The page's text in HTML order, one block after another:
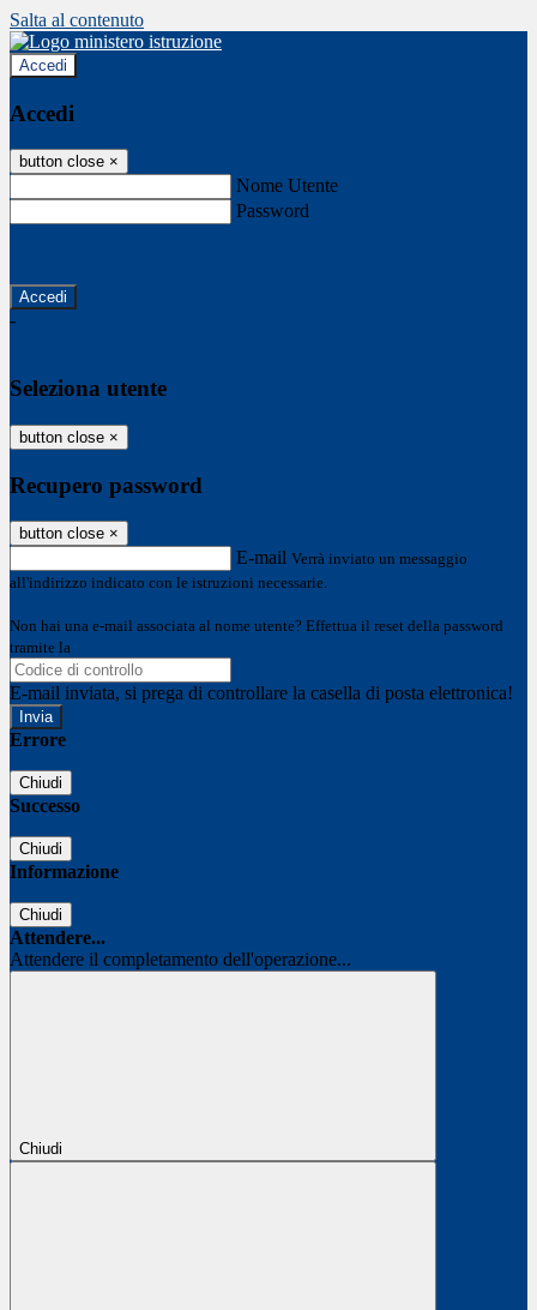
Salta al contenuto
Accedi
Accedi
button close ×
Nome Utente
Password
-
Seleziona utente
button close ×
Recupero password
button close ×
E-mail Verrà inviato un messaggio
all'indirizzo indicato con le istruzioni necessarie.
Non hai una e-mail associata al nome utente? Effettua il reset della password
tramite la
E-mail inviata, si prega di controllare la casella di posta elettronica!
Errore
Chiudi
Successo
Chiudi
Informazione
Chiudi
Attendere...
Attendere il completamento dell'operazione...
Chiudi